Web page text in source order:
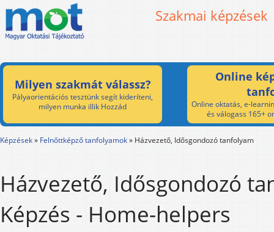
Szakmai képzések
Milyen szakmát válassz?
Pályaorientációs tesztünk segít kideríteni,
milyen munka illik Hozzád
Online
Online oktatás, e-
és válogass 165+
Képzések» Felnőttképző tanfolyamok» Házvezető, Idősgondozó tanfolyam
Házvezető, Idősgondozó
Képzés - Home-helpers